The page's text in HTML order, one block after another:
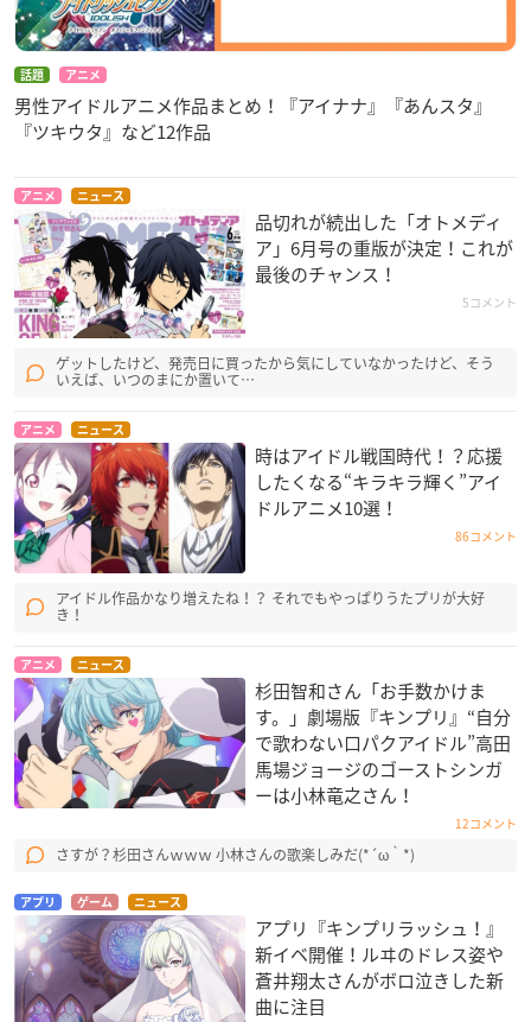
話題 アニメ
男性アイドルアニメ作品まとめ！『アイナナ』『あんスタ』
『ツキウタ』など12作品
アニメ ニュース
品切れが続出した「オトメディ
ア」6月号の重版が決定！これが
最後のチャンス！
5コメント
ゲットしたけど、発売日に買ったから気にしていなかったけど、そう
いえば、いつのまにか置いて…
アニメ ニュース
時はアイドル戦国時代！？応援
したくなる“キラキラ輝く”アイ
ドルアニメ10選！
86コメント
アイドル作品かなり増えたね！？ それでもやっぱりうたプリが大好
き！
アニメ ニュース
杉田智和さん「お手数かけま
す。」劇場版『キンプリ』“自分
で歌わない口パクアイドル”高田
馬場ジョージのゴーストシンガ
ーは小林竜之さん！
12コメント
さすが？杉田さんｗｗｗ 小林さんの歌楽しみだ(*´ω｀*)
アプリ ゲーム ニュース
アプリ『キンプリラッシュ！』
新イベ開催！ルヰのドレス姿や
蒼井翔太さんがボロ泣きした新
曲に注目